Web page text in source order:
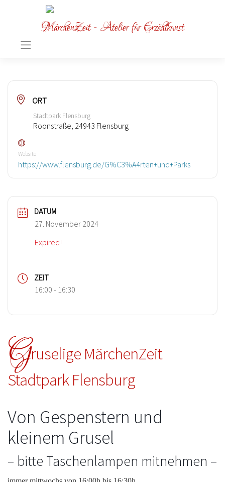
MärchenZeit - Atelier für Erzählkunst
ORT
Stadtpark Flensburg
Roonstraße, 24943 Flensburg
Website
https://www.flensburg.de/G%C3%A4rten+und+Parks
DATUM
27. November 2024
Expired!
ZEIT
16:00 - 16:30
Gruselige MärchenZeit
Stadtpark Flensburg
Von Gespenstern und
kleinem Grusel
– bitte Taschenlampen mitnehmen –